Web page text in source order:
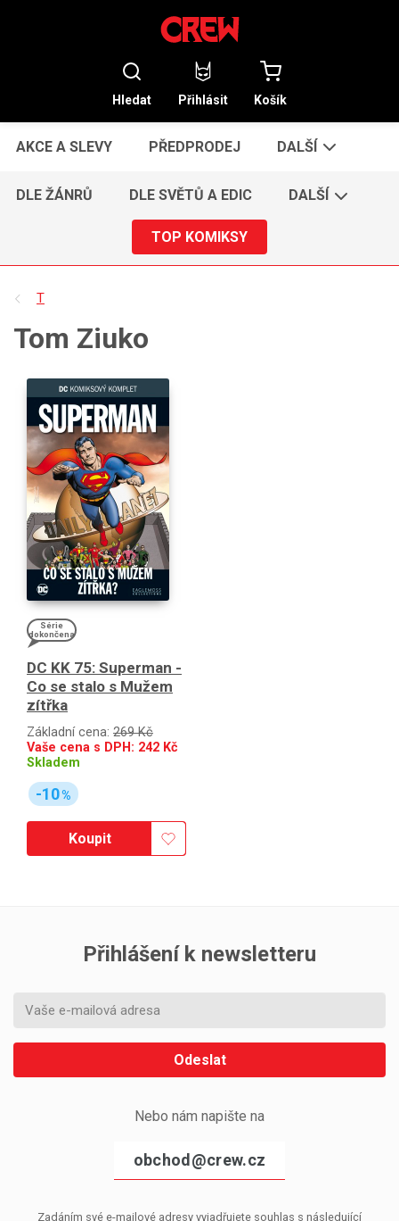
Hledat Přihlásit Košík
AKCE A SLEVY PŘEDPRODEJ DALŠÍ
DLE ŽÁNRŮ DLE SVĚTŮ A EDIC DALŠÍ
TOP KOMIKSY
T
Tom Ziuko
Série
dokončena
DC KK 75: Superman -
Co se stalo s Mužem
zítřka
Základní cena: 269 Kč
Vaše cena s DPH: 242 Kč
Skladem
-10%
Koupit
Přihlášení k newsletteru
Odeslat
Nebo nám napište na
obchod@crew.cz
Zadáním své e-mailové adresy vyjadřujete souhlas s následující